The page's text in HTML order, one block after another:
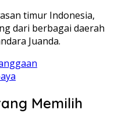
timur Indonesia,
dari berbagai daerah
Juanda.
Memilih